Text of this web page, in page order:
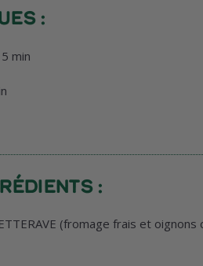
:
min
:
(fromage frais et oignons